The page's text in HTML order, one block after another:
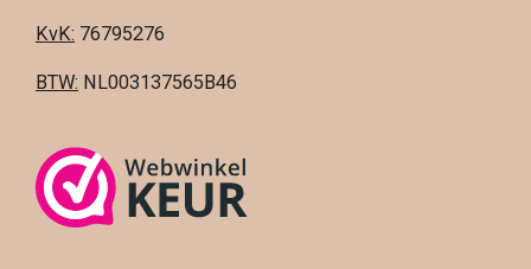
KvK: 76795276
BTW: NL003137565B46